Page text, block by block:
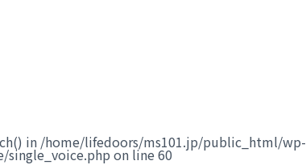
in /home/lifedoors/ms101.jp/public_html/wp-
on line 60